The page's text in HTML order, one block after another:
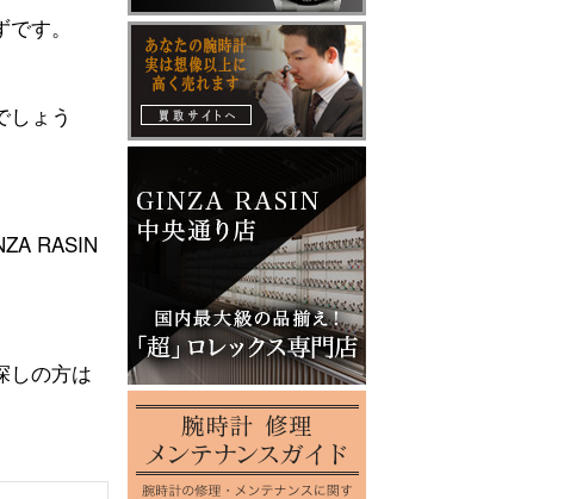
す。
しょう
RASIN
しの方は